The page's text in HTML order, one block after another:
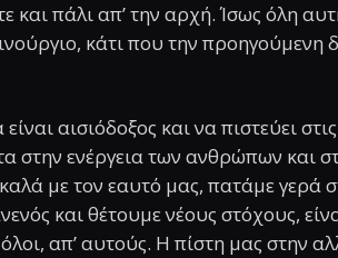
πάλι απ’ την αρχή. Ίσως όλη
κάτι που την προηγούμενη
αισιόδοξος και να πιστεύει
στην ενέργεια των ανθρώπων και
με τον εαυτό μας, πατάμε γερά
και θέτουμε νέους στόχους,
απ’ αυτούς. Η πίστη μας στην